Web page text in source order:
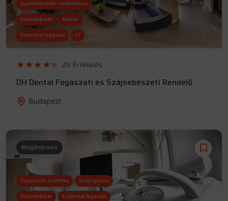
Gyökérkezelés / endodoncia
Szájsebészet Altatás
Esztétikai fogászat CT
28 Értékelés
DH Dental Fogászati és Szájsebészeti Rendelő
Budapest
Magánpraxis
Szépészeti esztétika Szájhigiénia
Szájsebészet Esztétikai fogászat